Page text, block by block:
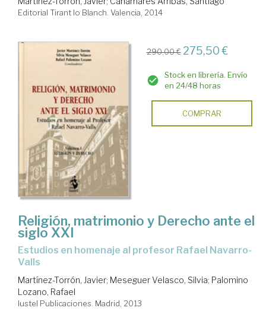
Editorial Tirant lo Blanch. Valencia, 2014
290,00 € 275,50 €
Stock en librería. Envío
en 24/48 horas
COMPRAR
Religión, matrimonio y Derecho ante el
siglo XXI
estudios en homenaje al profesor Rafael Navarro-
Valls
Martínez-Torrón, Javier; Meseguer Velasco, Silvia; Palomino
Lozano, Rafael
Iustel Publicaciones. Madrid, 2013